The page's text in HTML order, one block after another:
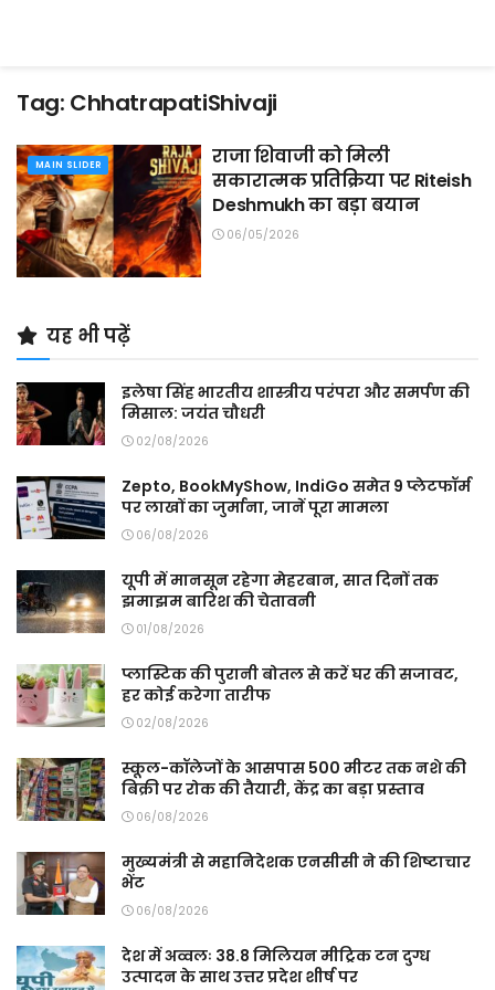
Tag: ChhatrapatiShivaji
MAIN SLIDER
राजा शिवाजी को मिली
सकारात्मक प्रतिक्रिया पर Riteish
Deshmukh का बड़ा बयान
06/05/2026
यह भी पढ़ें
इलेषा सिंह भारतीय शास्त्रीय परंपरा और समर्पण की
मिसाल: जयंत चौधरी
02/08/2026
Zepto, BookMyShow, IndiGo समेत 9 प्लेटफॉर्म
पर लाखों का जुर्माना, जानें पूरा मामला
06/08/2026
यूपी में मानसून रहेगा मेहरबान, सात दिनों तक
झमाझम बारिश की चेतावनी
01/08/2026
प्लास्टिक की पुरानी बोतल से करें घर की सजावट,
हर कोई करेगा तारीफ
02/08/2026
स्कूल-कॉलेजों के आसपास 500 मीटर तक नशे की
बिक्री पर रोक की तैयारी, केंद्र का बड़ा प्रस्ताव
06/08/2026
मुख्यमंत्री से महानिदेशक एनसीसी ने की शिष्टाचार
भेंट
06/08/2026
देश में अव्वलः 38.8 मिलियन मीट्रिक टन दुग्ध
उत्पादन के साथ उत्तर प्रदेश शीर्ष पर